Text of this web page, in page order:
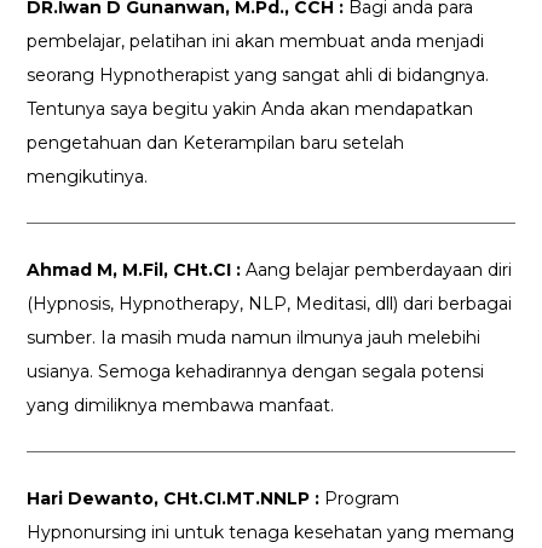
DR.Iwan D Gunanwan, M.Pd., CCH : Bagi anda para
pembelajar, pelatihan ini akan membuat anda menjadi
seorang Hypnotherapist yang sangat ahli di bidangnya.
Tentunya saya begitu yakin Anda akan mendapatkan
pengetahuan dan Keterampilan baru setelah
mengikutinya.
Ahmad M, M.Fil, CHt.CI : Aang belajar pemberdayaan diri
(Hypnosis, Hypnotherapy, NLP, Meditasi, dll) dari berbagai
sumber. Ia masih muda namun ilmunya jauh melebihi
usianya. Semoga kehadirannya dengan segala potensi
yang dimiliknya membawa manfaat.
Hari Dewanto, CHt.CI.MT.NNLP : Program
Hypnonursing ini untuk tenaga kesehatan yang memang